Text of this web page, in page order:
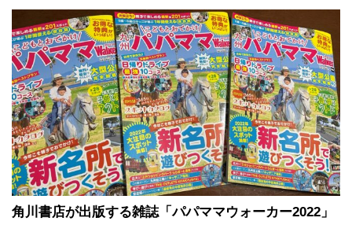
角川書店が出版する雑誌「パパママウォーカー2022」